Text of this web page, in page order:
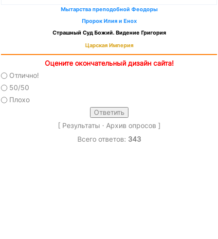
Мытарства преподобной Феодоры
Пророк Илия и Енох
Страшный Суд Божий. Видение Григория
Царская Империя
Оцените окончательный дизайн сайта!
Отлично!
50/50
Плохо
[ Результаты · Архив опросов ]
Всего ответов: 343